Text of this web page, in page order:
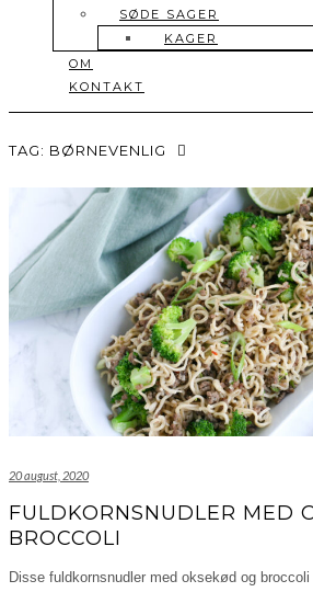
SØDE SAGER
KAGER
OM
KONTAKT
TAG: BØRNEVENLIG
20 august, 2020
FULDKORNSNUDLER MED
BROCCOLI
Disse fuldkornsnudler med oksekød og